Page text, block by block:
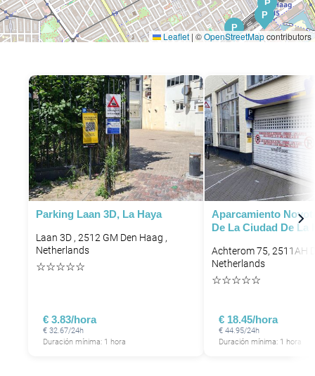
P
P
P
P
Leaflet | ©OpenStreetMapcontributors
Parking Laan 3D, La Haya
Laan 3D , 2512 GM Den Haag ,
Netherlands
☆☆☆☆☆
€ 3.83/hora
€ 32.67/24h
Duración mínima: 1 hora
Aparcamiento
De La Ciudad De La
Achterom 75, 2511AH
Netherlands
☆☆☆☆☆
€ 18.45/hora
€ 44.95/24h
Duración mínima: 1 hora